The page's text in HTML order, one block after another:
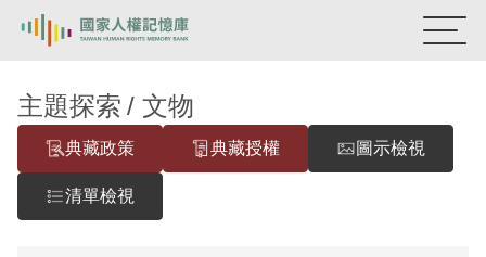
熱門關鍵字：陳孟和 李舜治 鹿窟事件
安康接待室
新生訓導處
蛋殼畫 送物單
主題探索 文物
典藏政策 典藏授權 圖示檢視
清單檢視